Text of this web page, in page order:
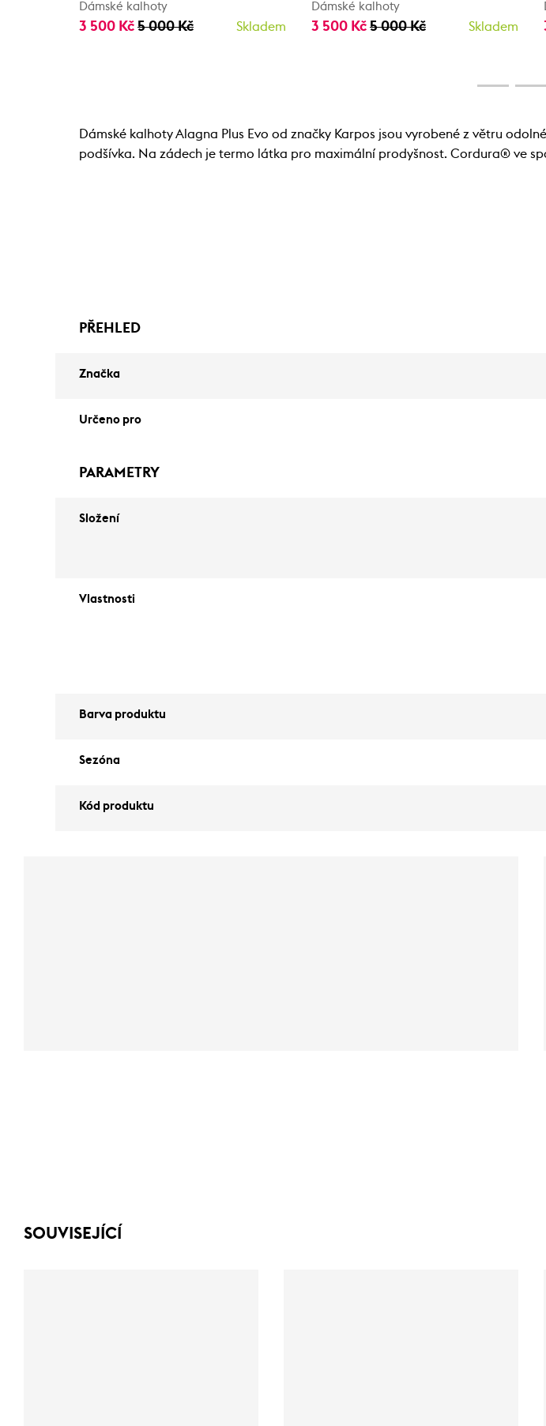
Dámské kalhoty
3 500 Kč 5 000 Kč Skladem
Dámské kalhoty
3 500 Kč 5 000 Kč Skladem
Dámské kalhoty Alagna Plus Evo od značky Karpos jsou vyrobené z větru
podšívka. Na zádech je termo látka pro maximální prodyšnost. Cordura® ve
PŘEHLED
Značka
Určeno pro
PARAMETRY
Složení
Vlastnosti
Barva produktu
Sezóna
Kód produktu
SOUVISEJÍCÍ